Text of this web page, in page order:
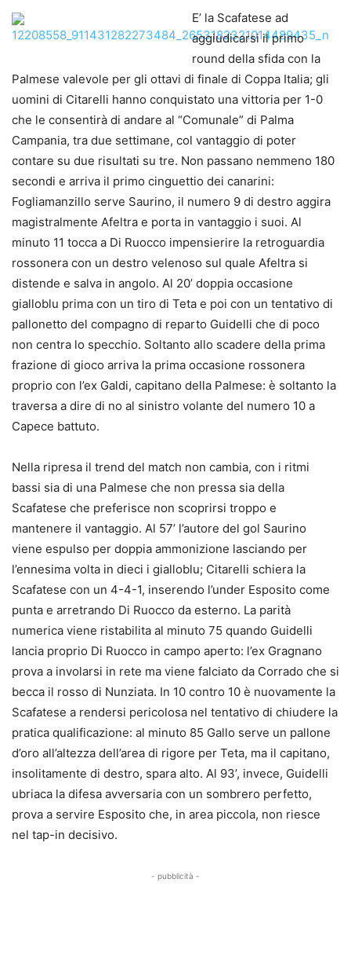
E’ la Scafatese ad
aggiudicarsi il primo
round della sfida con la
Palmese valevole per gli ottavi di finale di Coppa Italia; gli
uomini di Citarelli hanno conquistato una vittoria per 1-0
che le consentirà di andare al “Comunale” di Palma
Campania, tra due settimane, col vantaggio di poter
contare su due risultati su tre. Non passano nemmeno 180
secondi e arriva il primo cinguettio dei canarini:
Fogliamanzillo serve Saurino, il numero 9 di destro aggira
magistralmente Afeltra e porta in vantaggio i suoi. Al
minuto 11 tocca a Di Ruocco impensierire la retroguardia
rossonera con un destro velenoso sul quale Afeltra si
distende e salva in angolo. Al 20’ doppia occasione
gialloblu prima con un tiro di Teta e poi con un tentativo di
pallonetto del compagno di reparto Guidelli che di poco
non centra lo specchio. Soltanto allo scadere della prima
frazione di gioco arriva la prima occasione rossonera
proprio con l’ex Galdi, capitano della Palmese: è soltanto la
traversa a dire di no al sinistro volante del numero 10 a
Capece battuto.
Nella ripresa il trend del match non cambia, con i ritmi
bassi sia di una Palmese che non pressa sia della
Scafatese che preferisce non scoprirsi troppo e
mantenere il vantaggio. Al 57’ l’autore del gol Saurino
viene espulso per doppia ammonizione lasciando per
l’ennesima volta in dieci i gialloblu; Citarelli schiera la
Scafatese con un 4-4-1, inserendo l’under Esposito come
punta e arretrando Di Ruocco da esterno. La parità
numerica viene ristabilita al minuto 75 quando Guidelli
lancia proprio Di Ruocco in campo aperto: l’ex Gragnano
prova a involarsi in rete ma viene falciato da Corrado che si
becca il rosso di Nunziata. In 10 contro 10 è nuovamente la
Scafatese a rendersi pericolosa nel tentativo di chiudere la
pratica qualificazione: al minuto 85 Gallo serve un pallone
d’oro all’altezza dell’area di rigore per Teta, ma il capitano,
insolitamente di destro, spara alto. Al 93’, invece, Guidelli
ubriaca la difesa avversaria con un sombrero perfetto,
prova a servire Esposito che, in area piccola, non riesce
nel tap-in decisivo.
- pubblicità -